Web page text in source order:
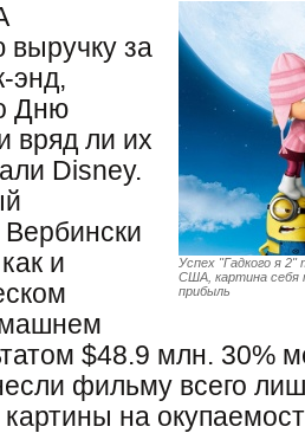
Успех "Гадкого я
США, картина себя
прибыль
выручку за
энд,
Дню
вряд ли их
Disney.
Вербински
и
$48.9 млн. 30%
фильму всего
на